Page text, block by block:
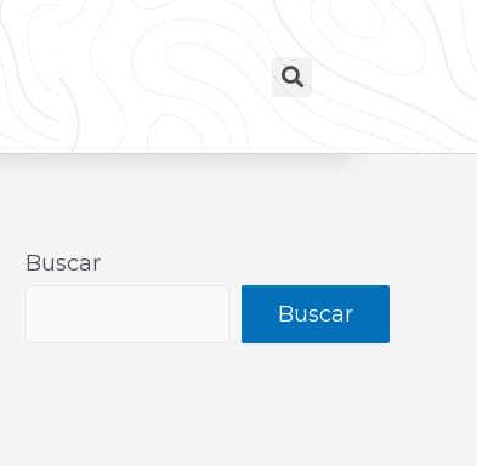
Buscar
Buscar